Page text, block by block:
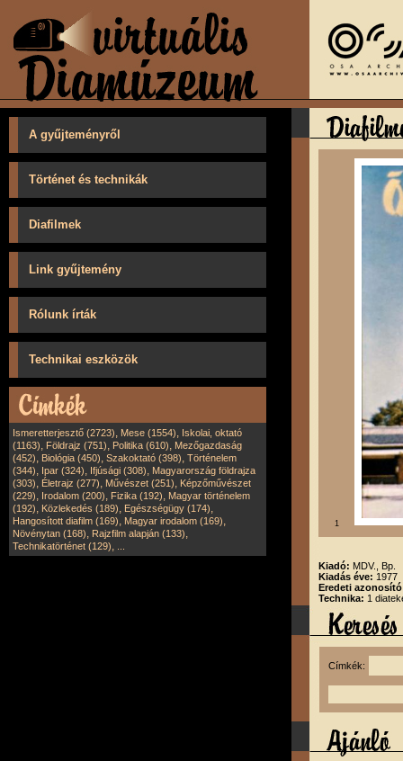
A gyűjteményről
Történet és technikák
Diafilmek
Link gyűjtemény
Rólunk írták
Technikai eszközök
Ismeretterjesztő (2723), Mese (1554), Iskolai, oktató
(1163), Földrajz (751), Politika (610), Mezőgazdaság
(452), Biológia (450), Szakoktató (398), Történelem
(344), Ipar (324), Ifjúsági (308), Magyarország földrajza
(303), Életrajz (277), Művészet (251), Képzőművészet
(229), Irodalom (200), Fizika (192), Magyar történelem
(192), Közlekedés (189), Egészségügy (174),
Hangosított diafilm (169), Magyar irodalom (169),
Növénytan (168), Rajzfilm alapján (133),
Technikatörténet (129),
1
Kiadó: MDV., Bp.
Kiadás éve: 1977
Eredeti
Technika: 1
Címkék: